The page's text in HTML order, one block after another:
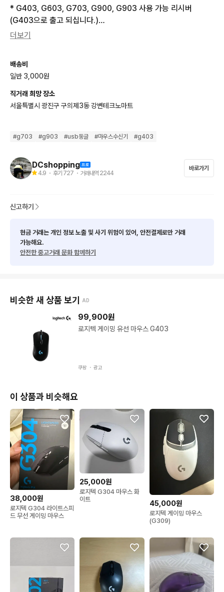
* G403, G603, G703, G900, G903 사용 가능 리시버
(G403으로 출고 되십니다.)
더보기
배송비
일반 3,000원
직거래 희망 장소
서울특별시 광진구 구의제3동 강변테크노마트
#g703 #g903 #usb둥글 #마우스수신기 #g403
DCshopping
4.9 ・ 후기 727 ・ 거래내역 2244
바로가기
신고하기
현금 거래는 개인 정보 노출 및 사기 위험이 있어, 안전결제로만 거래
가능해요.
안전한 중고거래 문화 함께하기
비슷한 새 상품 보기 AD
99,900원
로지텍 게이밍 유선 마우스 G403
쿠팡 ・ 광고
이 상품과 비슷해요
38,000원
로지텍 G304 라이트스피
드 무선 게이밍 마우스
25,000원
로지텍 G304 마우스 화
이트
45,000원
로지텍 게이밍 마우스
(G309)